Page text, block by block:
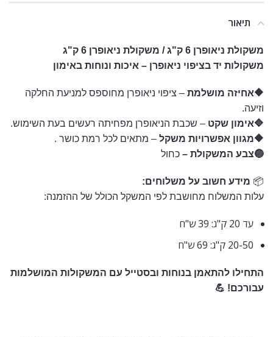
תיאור
משקולת ניאופרן 6 ק"ג / משקולת ניאופרן 6 ק"ג
משקולות יד בציפוי ניאופרן – איכות ונוחות באימון
🔶אחיזה מושלמת – ציפוי ניאופרן מחוספס למניעת החלקה
וזיעה.
🔷אימון שקט – שכבת הניאופרן מפחיתה רעשים בעת השימוש.
🔶מגוון אפשרויות משקל – מתאים לכל רמת כושר .
🔵צבע המשקולת – כחול
📦 מידע חשוב על משלוחים:
עלות המשלוח מחושבת לפי המשקל הכולל של ההזמנה:
עד 20 ק"ג: 39 ש"ח
20-50 ק"ג: 69 ש"ח
התחילו להתאמן בנוחות ובסטייל עם המשקולות המושלמות
עבורכם! 💪